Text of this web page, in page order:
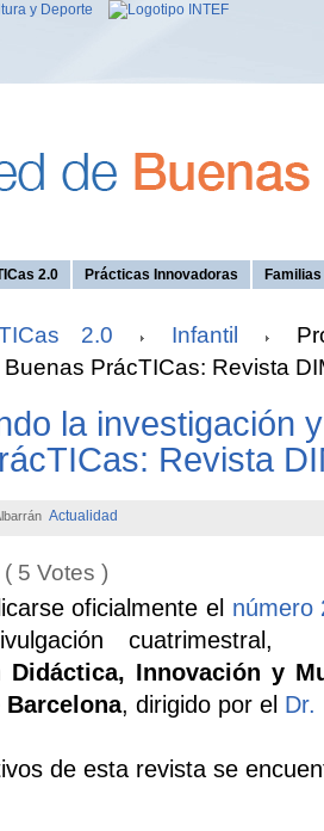
2.0 Prácticas Innovadoras
2.0 Infantil
PrácTICas: Revista
la investigación
Revista
Actualidad
( 5 Votes )
oficialmente el número
Didáctica, Innovación y
Barcelona, dirigido por el Dr.
de esta revista se